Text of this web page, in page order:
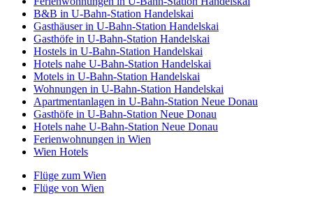
B&B in U-Bahn-Station Handelskai
Gasthäuser in U-Bahn-Station Handelskai
Gasthöfe in U-Bahn-Station Handelskai
Hostels in U-Bahn-Station Handelskai
Hotels nahe U-Bahn-Station Handelskai
Motels in U-Bahn-Station Handelskai
Wohnungen in U-Bahn-Station Handelskai
Apartmentanlagen in U-Bahn-Station Neue Donau
Gasthöfe in U-Bahn-Station Neue Donau
Hotels nahe U-Bahn-Station Neue Donau
Ferienwohnungen in Wien
Wien Hotels
Flüge zum Wien
Flüge von Wien